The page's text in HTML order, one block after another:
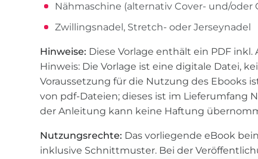
Nähmaschine (alternativ Cover- und/oder
Zwillingsnadel, Stretch- oder Jerseynadel
Hinweise: Diese Vorlage enthält ein PDF
Hinweis: Die Vorlage ist eine digitale Datei,
Voraussetzung für die Nutzung des Ebooks
von pdf-Dateien; dieses ist im Lieferumfang
der Anleitung kann keine Haftung
Nutzungsrechte: Das vorliegende eBook
inklusive Schnittmuster. Bei der